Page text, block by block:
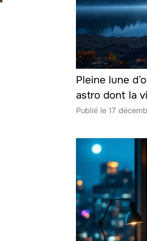
Pleine lune
astro dont la
17